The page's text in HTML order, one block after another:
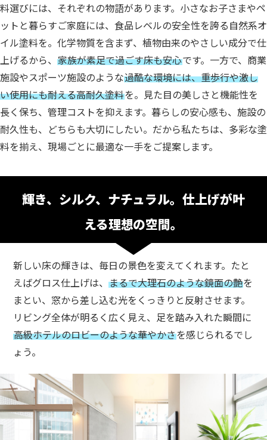
料選びには、それぞれの物語があります。 小さなお子さまやペ
ットと暮らすご家庭には、食品レベルの安全性を誇る自然系オ
イル塗料を。 化学物質を含まず、植物由来のやさしい成分で仕
上げるから、 家族が素足で過ごす床も安心です。 一方で、商業
施設やスポーツ施設のような過酷な環境には、重歩行や激し
い使用にも耐える高耐久塗料を。 見た目の美しさと機能性を
長く保ち、管理コストを抑えます。 暮らしの安心感も、施設の
耐久性も、どちらも大切にしたい。 だから私たちは、多彩な塗
料を揃え、現場ごとに最適な一手をご提案します。
輝き、シルク、ナチュラル。仕上げが叶
える理想の空間。
新しい床の輝きは、毎日の景色を変えてくれます。 たと
えばグロス仕上げは、まるで大理石のような鏡面の艶を
まとい、窓から差し込む光をくっきりと反射させます。
リビング全体が明るく広く見え、足を踏み入れた瞬間に
高級ホテルのロビーのような華やかさを感じられるでし
ょう。